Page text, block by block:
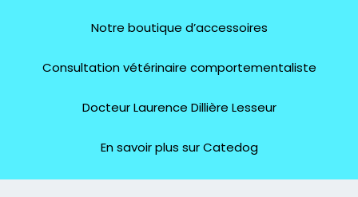
Notre boutique d’accessoires
Consultation vétérinaire comportementaliste
Docteur Laurence Dillière Lesseur
En savoir plus sur Catedog